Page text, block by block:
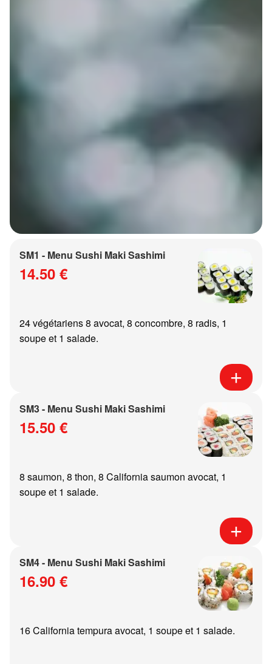
SM1 - Menu Sushi Maki Sashimi
14.50 €
24 végétariens 8 avocat, 8 concombre, 8 radis, 1
soupe et 1 salade.
SM3 - Menu Sushi Maki Sashimi
15.50 €
8 saumon, 8 thon, 8 California saumon avocat, 1
soupe et 1 salade.
SM4 - Menu Sushi Maki Sashimi
16.90 €
16 California tempura avocat, 1 soupe et 1 salade.